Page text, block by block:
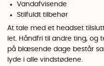
Vandafvisende
Stilfuldt tilbehør
At tale med et headset
let. Håndfri til andre ting, og
på blæsende dage består
lyde i alle vindstødene.